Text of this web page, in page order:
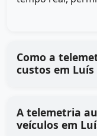
Como a
custos em
A telemetria
veículos em